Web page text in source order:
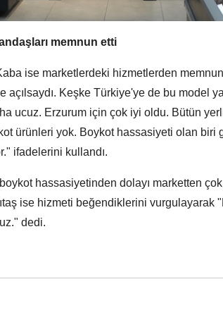
memnun etti
ise marketlerdeki hizmetlerden memnun
açılsaydı. Keşke Türkiye'ye de bu model
ucuz. Erzurum için çok iyi oldu. Bütün yerli
ürünleri yok. Boykot hassasiyeti olan biri
ifadelerini kullandı.
hassasiyetinden dolayı marketten çok
ise hizmeti beğendiklerini vurgulayarak
dedi.